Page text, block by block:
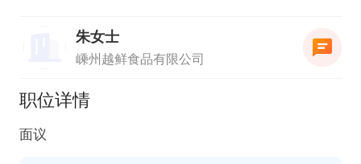
朱女士
嵊州越鲜食品有限公司
职位详情
面议